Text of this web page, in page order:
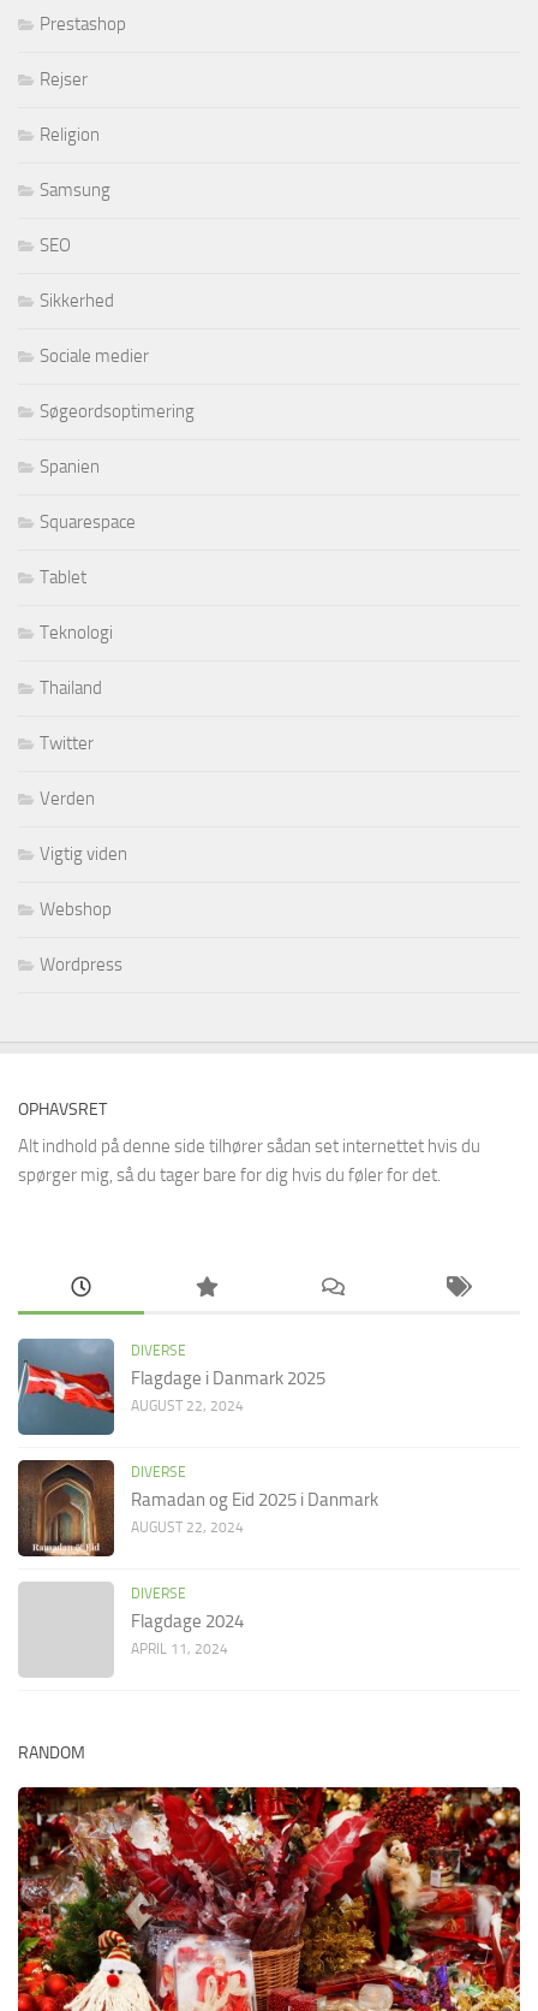
Prestashop
Rejser
Religion
Samsung
SEO
Sikkerhed
Sociale medier
Søgeordsoptimering
Spanien
Squarespace
Tablet
Teknologi
Thailand
Twitter
Verden
Vigtig viden
Webshop
Wordpress
OPHAVSRET
Alt indhold på denne side tilhører sådan set internettet hvis du
spørger mig, så du tager bare for dig hvis du føler for det.
DIVERSE
Flagdage i Danmark 2025
AUGUST 22, 2024
DIVERSE
Ramadan og Eid 2025 i Danmark
AUGUST 22, 2024
DIVERSE
Flagdage 2024
APRIL 11, 2024
RANDOM